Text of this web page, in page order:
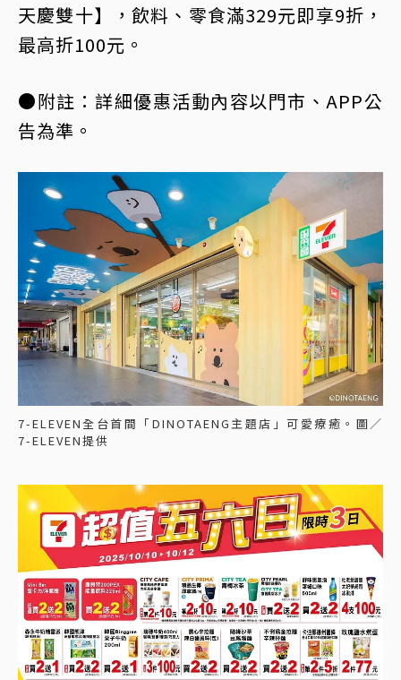
天慶雙十】，飲料、零食滿329元即享9折，
最高折100元。
●附註：詳細優惠活動內容以門市、APP公
告為準。
7-ELEVEN全台首間「DINOTAENG主題店」可愛療癒。圖／
7-ELEVEN提供